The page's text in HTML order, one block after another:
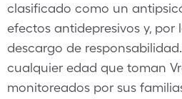
clasificado como un
efectos antidepresivos y, por
descargo de
cualquier edad que toman
monitoreados por sus